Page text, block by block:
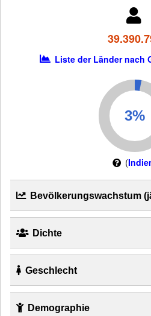
Liste der Länder nach
(
Bevölkerungswachstum
Dichte
Geschlecht
Demographie